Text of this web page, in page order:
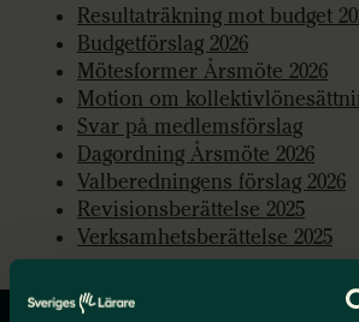
Resultaträkning mot budget
Budgetförslag 2026
Mötesformer Årsmöte 2026
Motion om
Svar på medlemsförslag
Dagordning Årsmöte 2026
Valberedningens förslag 2026
Revisionsberättelse 2025
Verksamhetsberättelse 2025